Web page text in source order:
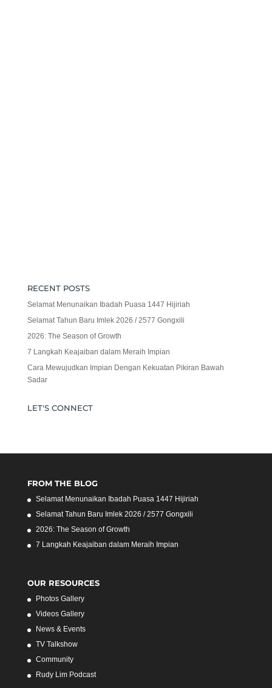
RECENT POSTS
Selamat Menunaikan Ibadah Puasa 1447 Hijiriah
Selamat Tahun Baru Imlek 2026 / 2577 Gongxili
2026: The Season of Growth
7 Langkah Keajaiban dalam Meraih Impian
Cara Mewujudkan Impian Dengan Kekuatan Pikiran Bawah
Sadar
LET'S CONNECT
FROM THE BLOG
Selamat Menunaikan Ibadah Puasa 1447 Hijiriah
Selamat Tahun Baru Imlek 2026 / 2577 Gongxili
2026: The Season of Growth
7 Langkah Keajaiban dalam Meraih Impian
OUR RESOURCES
Photos Gallery
Videos Gallery
News & Events
TV Talkshow
Community
Rudy Lim Podcast